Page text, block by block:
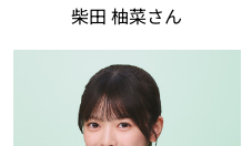
柴田 柚菜さん